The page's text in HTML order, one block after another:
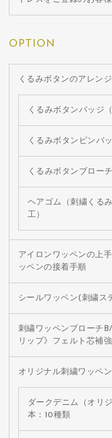
OPTION
くるみボタンのアレン
くるみボタンバッジ
くるみボタンピンバ
くるみボタンブロー
ヘアゴム（刺繍くる
工）
アイロンワッペンの上
ッペンの接着手順
シールワッペン(刺繍ス
刺繍ワッペンブローチ
リップ》フェルト芯補
オリジナル刺繍ワッペ
ダークデニム（オリ
本：10種類